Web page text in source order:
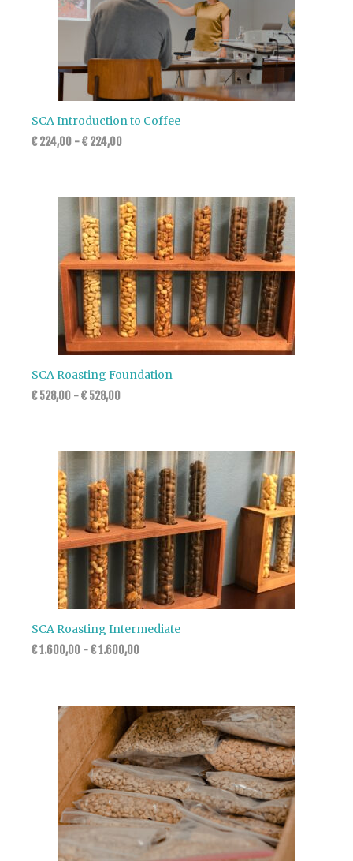
SCA Introduction to Coffee
€224,00 -€224,00
SCA Roasting Foundation
€528,00 -€528,00
SCA Roasting Intermediate
€1.600,00 -€1.600,00